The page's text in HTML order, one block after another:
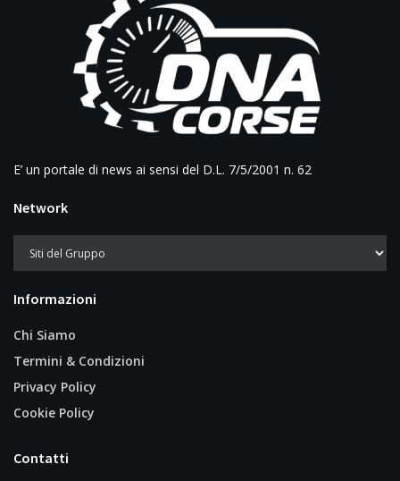
E’ un portale di news ai sensi del D.L. 7/5/2001 n. 62
Network
Informazioni
Chi Siamo
Termini & Condizioni
Privacy Policy
Cookie Policy
Contatti